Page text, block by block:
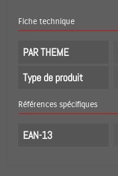
Fiche technique
PAR THEME
Type de produit
Références spécifiques
EAN-13